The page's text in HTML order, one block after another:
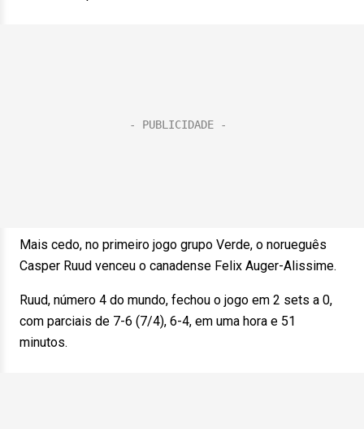
Mais cedo, no primeiro jogo grupo Verde, o norueguês
Casper Ruud venceu o canadense Felix Auger-Alissime.
Ruud, número 4 do mundo, fechou o jogo em 2 sets a 0,
com parciais de 7-6 (7/4), 6-4, em uma hora e 51
minutos.